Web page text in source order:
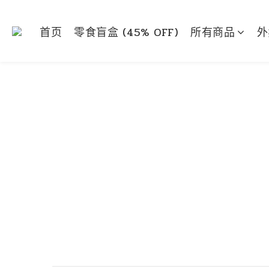
首页 零食盲盒 (45% OFF) 所有商品